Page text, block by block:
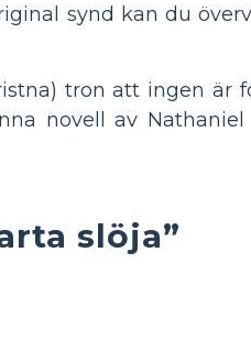
synd kan du
tron att ingen är
novell av Nathaniel
slöja”